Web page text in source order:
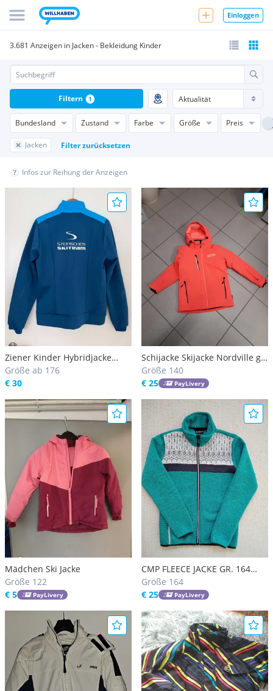
Einloggen
3.681 Anzeigen in Jacken - Bekleidung Kinder
Bundesland Zustand Farbe Größe Preis
Jacken Filter zurücksetzen
Filtern 1
Infos zur Reihung der Anzeigen
Ziener Kinder Hybridjacke
"Steirisches Skiteam"
Größe ab 176
€ 30
Schijacke Skijacke Nordville gr
140
Größe 140
€ 25
PayLivery
Mädchen Ski Jacke
Größe 122
€ 5
PayLivery
CMP FLEECE JACKE GR. 164
Neuwertig
Größe 164
€ 25
PayLivery